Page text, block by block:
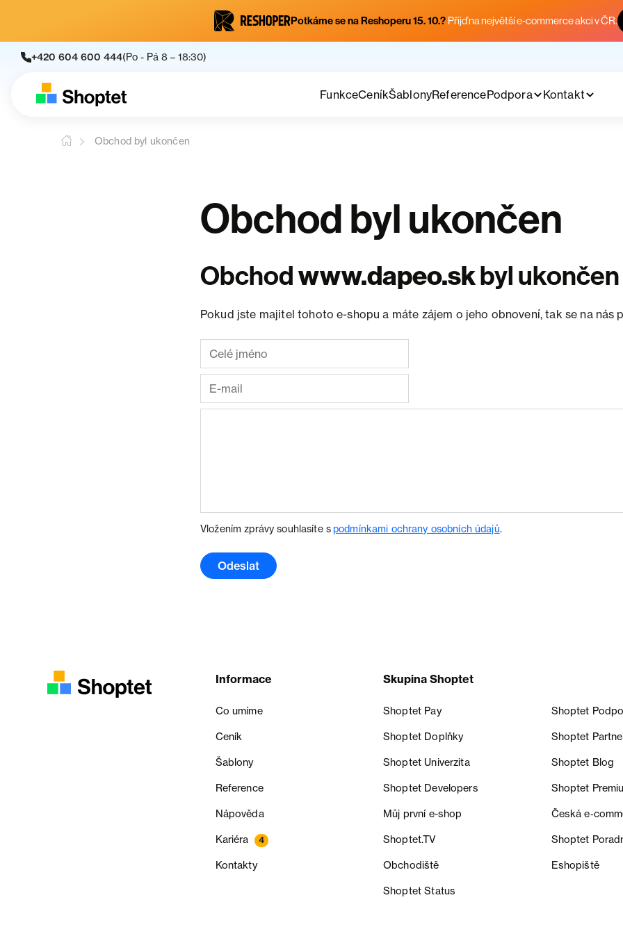
Potkáme se na Reshoperu 15. 10.? Přijď na největší e-commerce akci v ČR.
+420 604 600 444(Po - Pá 8 – 18:30)
FunkceCeníkŠablonyReferencePodpora Kontakt
Obchod byl ukončen
Obchod byl ukončen
Obchodwww.dapeo.skbyl ukončen
Pokud jste majitel tohoto e-shopu a máte zájem o jeho obnovení, tak se na nás
Vložením zprávy souhlasíte spodmínkami ochrany osobních údajů.
Odeslat
Informace
Co umíme
Ceník
Šablony
Reference
Nápověda
Kariéra 4
Kontakty
Skupina Shoptet
Shoptet Pay Shoptet
Shoptet Doplňky Shoptet
Shoptet Univerzita Shoptet Blog
Shoptet Developers Shoptet
Můj první e-shop Česká
Shoptet.TV Shoptet
Obchodiště Eshopiště
Shoptet Status